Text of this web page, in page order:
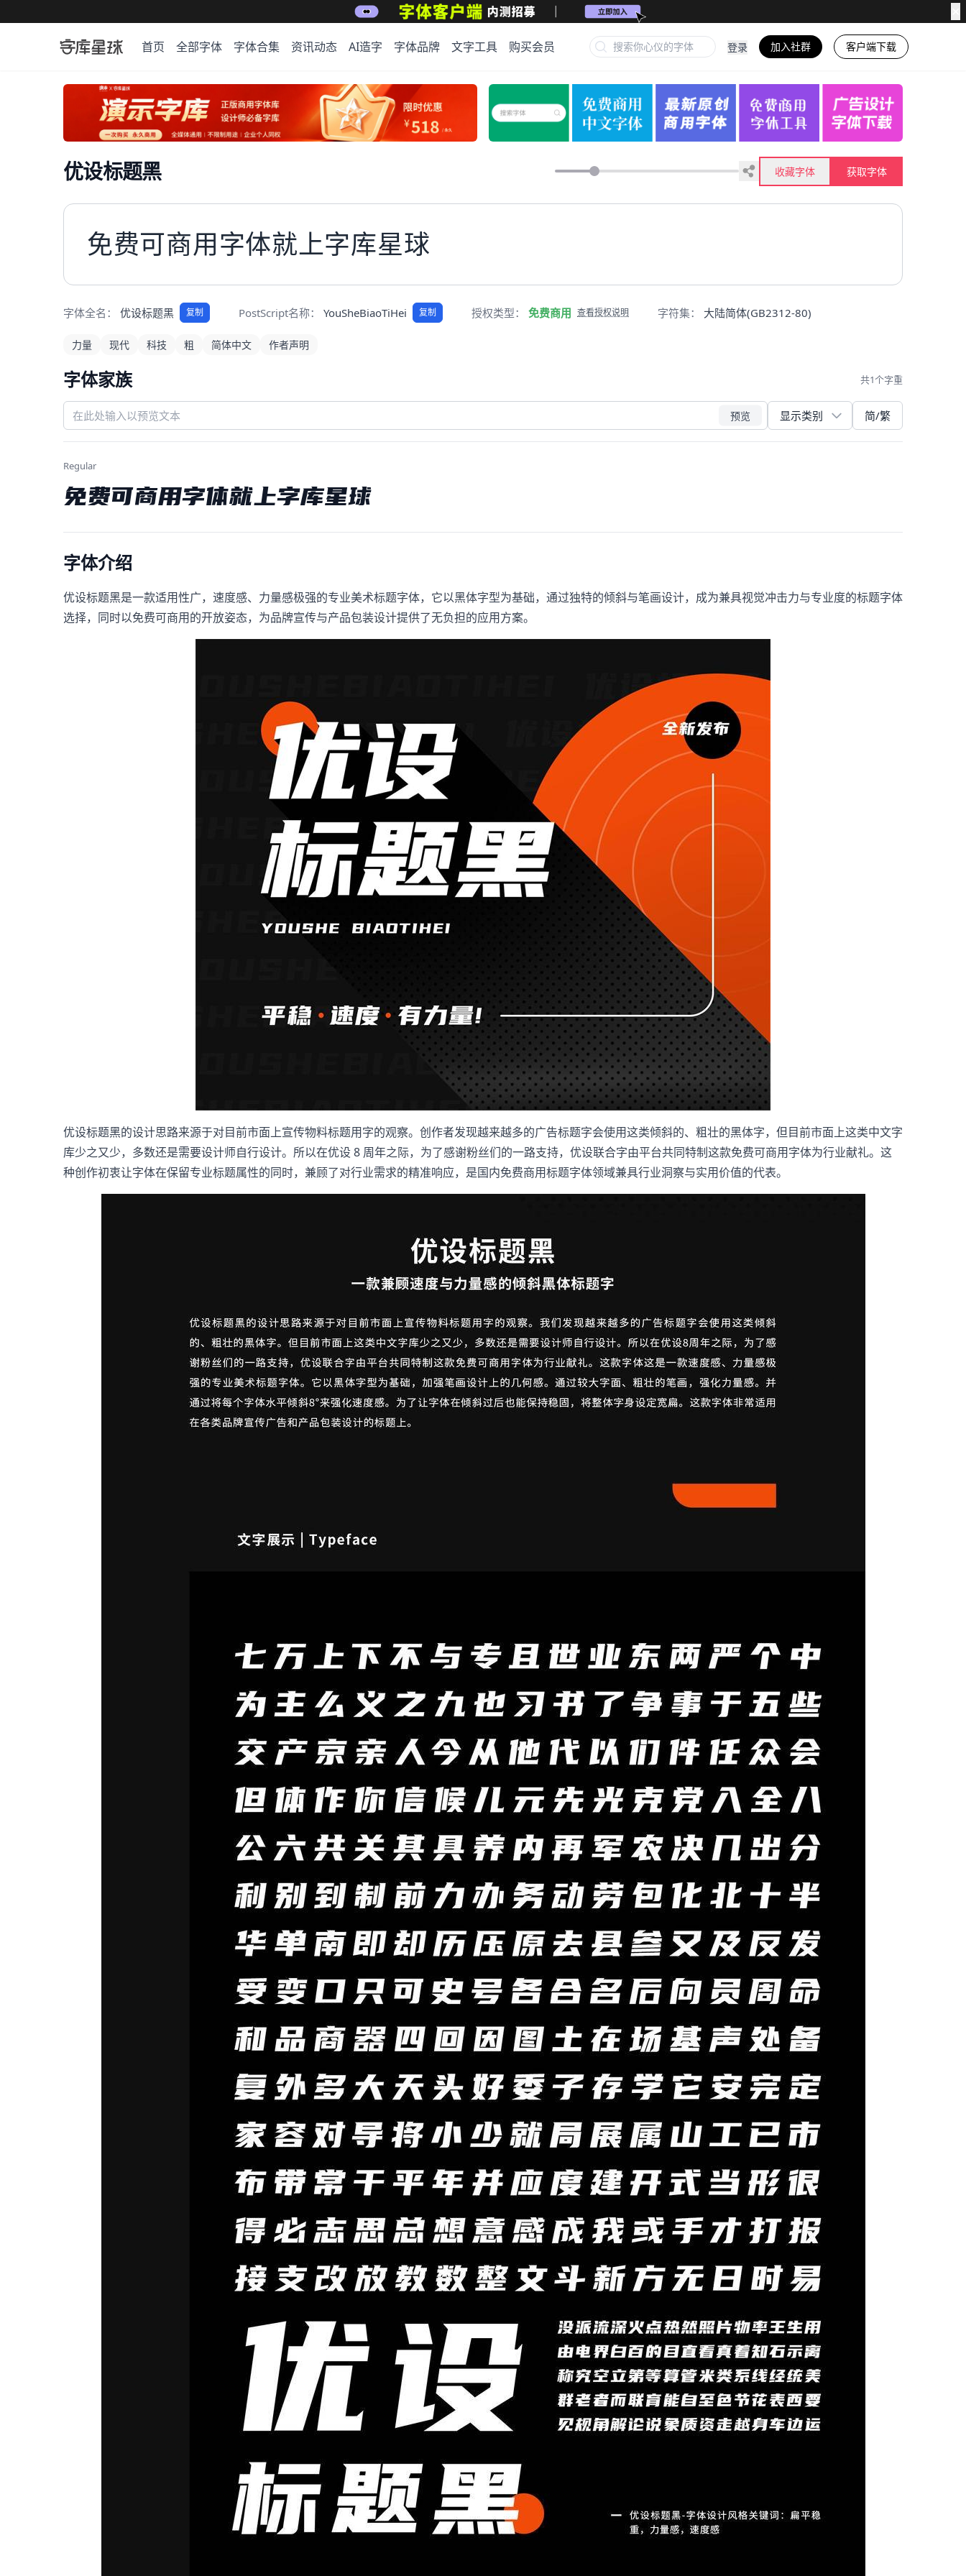
首页 全部字体 字体合集 资讯动态 AI造字 字体品牌 文字工具 购买会员 登录 加入社群 客户端下载
优设标题黑 收藏字体 获取字体
免费可商用字体就上字库星球
字体全名： 优设标题黑 复制 PostScript名称： YouSheBiaoTiHei 复制 授权类型： 免费商用 查看授权说明 字符集： 大陆简体(GB2312-80)
力量 现代 科技 粗 简体中文 作者声明
字体家族 共1个字重
预览 简/繁
Regular
免费可商用字体就上字库星球
字体介绍
优设标题黑是一款适用性广，速度感、力量感极强的专业美术标题字体，它以黑体字型为基础，通过独特的倾斜与笔画设计，成为兼具视觉冲击力与专业度的标题字体
选择，同时以免费可商用的开放姿态，为品牌宣传与产品包装设计提供了无负担的应用方案。
优设标题黑的设计思路来源于对目前市面上宣传物料标题用字的观察。创作者发现越来越多的广告标题字会使用这类倾斜的、粗壮的黑体字，但目前市面上这类中文字
库少之又少，多数还是需要设计师自行设计。所以在优设 8 周年之际，为了感谢粉丝们的一路支持，优设联合字由平台共同特制这款免费可商用字体为行业献礼。这
种创作初衷让字体在保留专业标题属性的同时，兼顾了对行业需求的精准响应，是国内免费商用标题字体领域兼具行业洞察与实用价值的代表。